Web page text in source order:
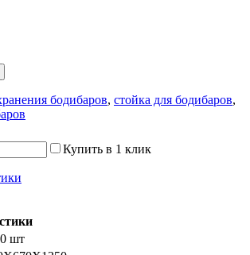
бодибаров, стойка для бодибаров,
Купить в 1 клик
шт